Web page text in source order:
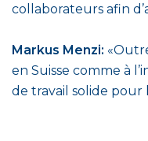
collaborateurs afin
Markus Menzi:
en Suisse comme à
de travail solide pour